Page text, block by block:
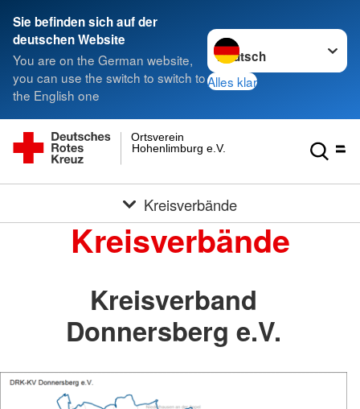
Sie befinden sich auf der
deutschen Website
You are on the German website,
you can use the switch to switch to
the English one
Sprache wechseln zu
Alles klar
Hohenlimburg e.V.
Ortsverein
Kreisverbände
Kreisverbände
Kreisverband
Donnersberg e.V.